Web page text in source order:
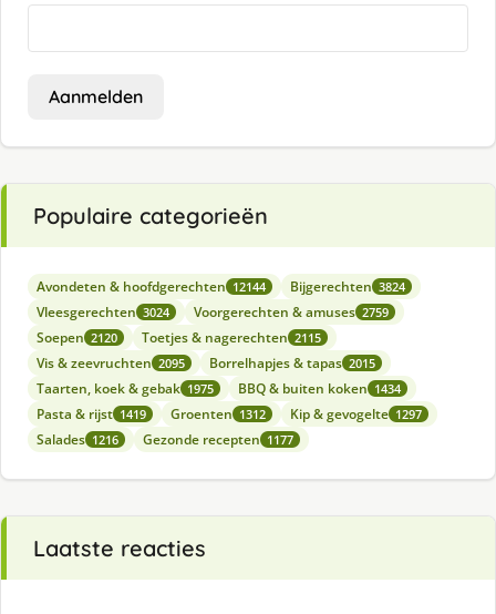
Aanmelden
Populaire categorieën
Avondeten & hoofdgerechten 12144 Bijgerechten 3824
Vleesgerechten 3024 Voorgerechten & amuses 2759
Soepen 2120 Toetjes & nagerechten 2115
Vis & zeevruchten 2095 Borrelhapjes & tapas 2015
Taarten, koek & gebak 1975 BBQ & buiten koken 1434
Pasta & rijst 1419 Groenten 1312 Kip & gevogelte 1297
Salades 1216 Gezonde recepten 1177
Laatste reacties